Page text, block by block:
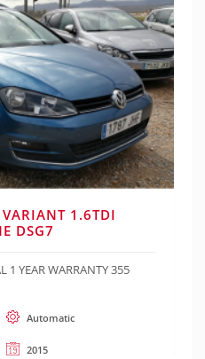
1.6TDI
DSG7
1 YEAR WARRANTY 355
Automatic
2015